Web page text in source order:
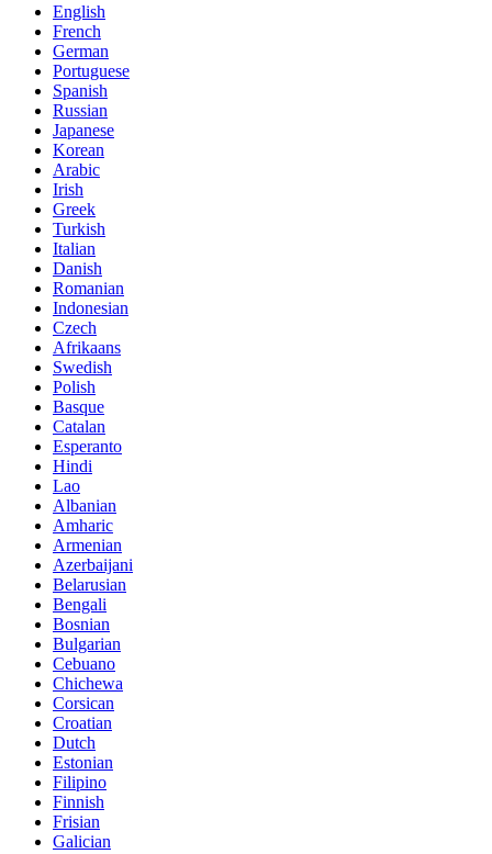
English
French
German
Portuguese
Spanish
Russian
Japanese
Korean
Arabic
Irish
Greek
Turkish
Italian
Danish
Romanian
Indonesian
Czech
Afrikaans
Swedish
Polish
Basque
Catalan
Esperanto
Hindi
Lao
Albanian
Amharic
Armenian
Azerbaijani
Belarusian
Bengali
Bosnian
Bulgarian
Cebuano
Chichewa
Corsican
Croatian
Dutch
Estonian
Filipino
Finnish
Frisian
Galician